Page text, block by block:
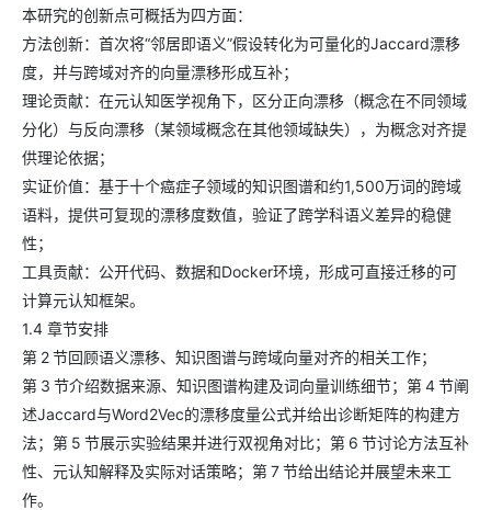
本研究的创新点可概括为四方面：
方法创新：首次将“邻居即语义”假设转化为可量化的Jaccard漂移
度，并与跨域对齐的向量漂移形成互补；
理论贡献：在元认知医学视角下，区分正向漂移（概念在不同领域
分化）与反向漂移（某领域概念在其他领域缺失），为概念对齐提
供理论依据；
实证价值：基于十个癌症子领域的知识图谱和约1,500万词的跨域
语料，提供可复现的漂移度数值，验证了跨学科语义差异的稳健
性；
工具贡献：公开代码、数据和Docker环境，形成可直接迁移的可
计算元认知框架。
1.4 章节安排
第 2 节回顾语义漂移、知识图谱与跨域向量对齐的相关工作；
第 3 节介绍数据来源、知识图谱构建及词向量训练细节；第 4 节阐
述Jaccard与Word2Vec的漂移度量公式并给出诊断矩阵的构建方
法；第 5 节展示实验结果并进行双视角对比；第 6 节讨论方法互补
性、元认知解释及实际对话策略；第 7 节给出结论并展望未来工
作。